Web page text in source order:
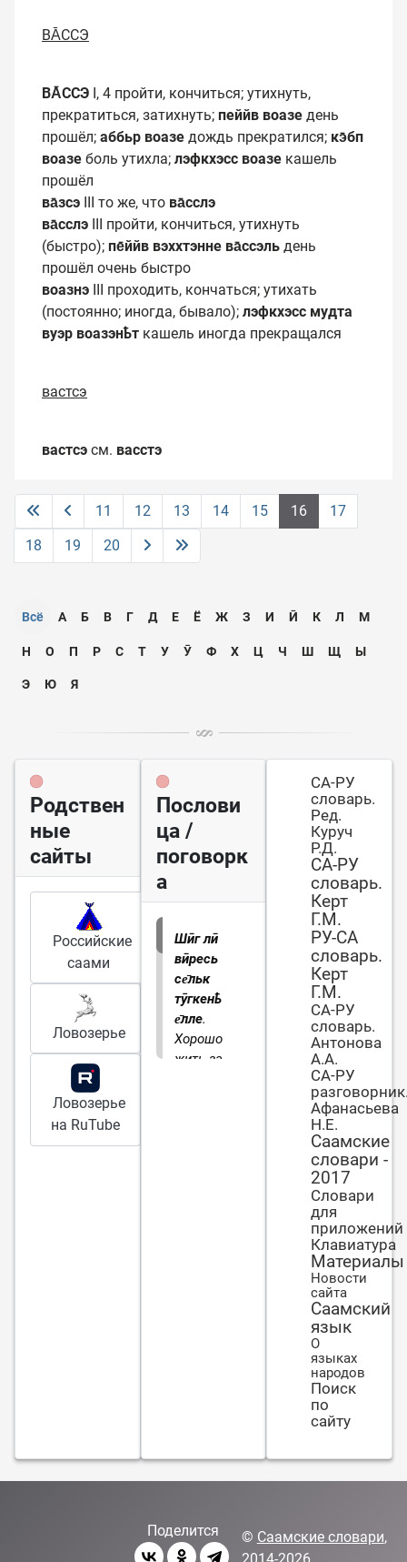
ВА̄ССЭ
ВА̄ССЭ I, 4 пройти, кончиться; утихнуть,
прекратиться, затихнуть; пеййв воазе день
прошёл; аббьр воазе дождь прекратился; кэ̄бп
воазе боль утихла; лэфкхэсс воазе кашель
прошёл
ва̄зсэ III то же, что ва̄сслэ
ва̄сслэ III пройти, кончиться, утихнуть
(быстро); пе̄ййв вэххтэнне ва̄ссэль день
прошёл очень быстро
воазнэ III проходить, кончаться; утихать
(постоянно; иногда, бывало); лэфкхэсс мудта
вуэр воазэнҍт кашель иногда прекращался
вастсэ
вастсэ см. васстэ
11 12 13 14 15 16
17
18
19 20
Всё А Б В Г Д Е Ё Ж З И Ӣ К Л М
Н О П Р С Т У Ӯ Ф Х Ц Ч Ш Щ Ы
Э Ю Я
Родствен
ные
сайты
Российские
саами
Ловозерье
Ловозерье
на RuTube
Послови
ца /
поговорк
а
Шӣг лӣ
вӣресь
се̄льк
тӯгкенҍ
е̄лле.
Хорошо
жить за
СА-РУ
словарь.
Ред.
Куруч
Р.Д.
СА-РУ
словарь.
Керт
Г.М.
РУ-СА
словарь.
Керт
Г.М.
СА-РУ
словарь.
Антонова
А.А.
СА-РУ
Афанасьева
Н.Е.
Саамские
словари -
2017
Словари
для
приложений
Клавиатура
Материалы
Новости
сайта
Саамский
язык
О
языках
народов
Поиск
по
сайту
Поделится © Саамские словари,